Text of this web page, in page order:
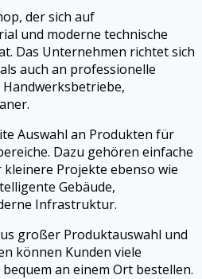
der sich auf
und moderne technische
Das Unternehmen richtet sich
auch an professionelle
Auswahl an Produkten für
Dazu gehören einfache
Projekte ebenso wie
Gebäude,
Infrastruktur.
großer Produktauswahl und
können Kunden viele
an einem Ort bestellen.